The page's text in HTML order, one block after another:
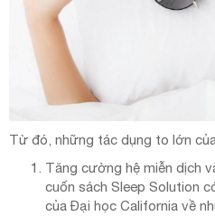
Từ đó, những tác dụng to lớn
Tăng cường hệ miễn dịch
cuốn sách Sleep Solution
của Đại học California về